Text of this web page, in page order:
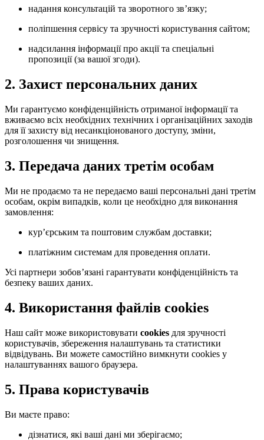
надання консультацій та зворотного зв’язку;
поліпшення сервісу та зручності користування сайтом;
надсилання інформації про акції та спеціальні
пропозиції (за вашої згоди).
2. Захист персональних даних
Ми гарантуємо конфіденційність отриманої інформації та
вживаємо всіх необхідних технічних і організаційних заходів
для її захисту від несанкціонованого доступу, зміни,
розголошення чи знищення.
3. Передача даних третім особам
Ми не продаємо та не передаємо ваші персональні дані третім
особам, окрім випадків, коли це необхідно для виконання
замовлення:
кур’єрським та поштовим службам доставки;
платіжним системам для проведення оплати.
Усі партнери зобов’язані гарантувати конфіденційність та
безпеку ваших даних.
4. Використання файлів cookies
Наш сайт може використовувати cookies для зручності
користувачів, збереження налаштувань та статистики
відвідувань. Ви можете самостійно вимкнути cookies у
налаштуваннях вашого браузера.
5. Права користувачів
Ви маєте право:
дізнатися, які ваші дані ми зберігаємо;